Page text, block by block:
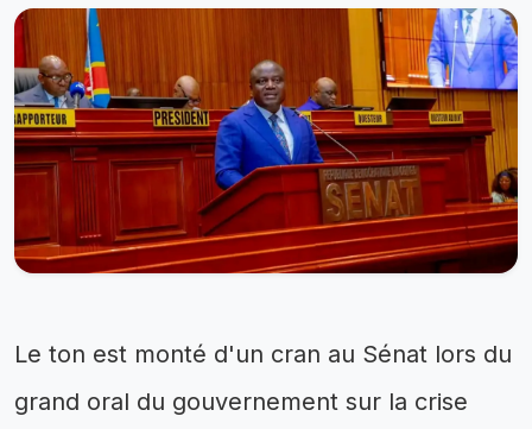
Le ton est monté d'un cran au Sénat lors du
grand oral du gouvernement sur la crise